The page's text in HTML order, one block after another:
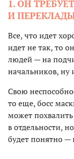
1. ОН
И
Все, что идет
идет не так, то
людей — на
начальников, ну
Свою
то еще, босс
может
в отдельности,
будет понятно —